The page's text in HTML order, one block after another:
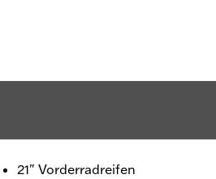
21" Vorderradreifen